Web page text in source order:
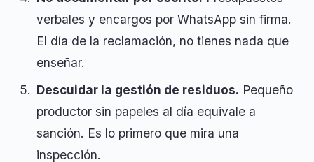
verbales y encargos por WhatsApp sin firma.
El día de la reclamación, no tienes nada que
enseñar.
Descuidar la gestión de residuos. Pequeño
productor sin papeles al día equivale a
sanción. Es lo primero que mira una
inspección.